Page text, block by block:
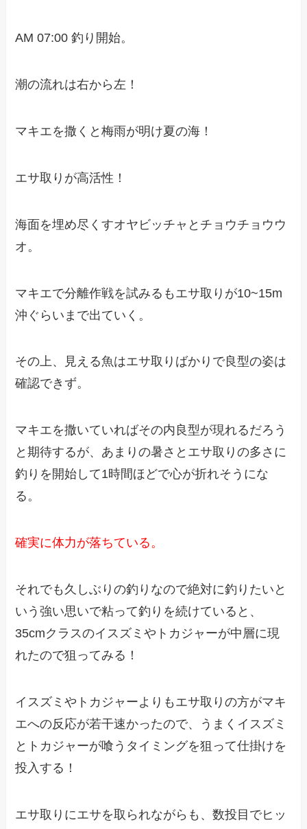
AM 07:00 釣り開始。
潮の流れは右から左！
マキエを撒くと梅雨が明け夏の海！
エサ取りが高活性！
海面を埋め尽くすオヤビッチャとチョウチョウウ
オ。
マキエで分離作戦を試みるもエサ取りが10~15m
沖ぐらいまで出ていく。
その上、見える魚はエサ取りばかりで良型の姿は
確認できず。
マキエを撒いていればその内良型が現れるだろう
と期待するが、あまりの暑さとエサ取りの多さに
釣りを開始して1時間ほどで心が折れそうにな
る。
確実に体力が落ちている。
それでも久しぶりの釣りなので絶対に釣りたいと
いう強い思いで粘って釣りを続けていると、
35cmクラスのイスズミやトカジャーが中層に現
れたので狙ってみる！
イスズミやトカジャーよりもエサ取りの方がマキ
エへの反応が若干速かったので、うまくイスズミ
とトカジャーが喰うタイミングを狙って仕掛けを
投入する！
エサ取りにエサを取られながらも、数投目でヒッ